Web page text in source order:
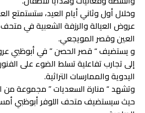
وخلال أول وثاني أيام العيد، ستستمتع
عروض العيالة والرزفة الشعبية في
العين وقصر المويجعي.
و يستضيف “ قصر الحصن ” في أبوظبي
إلى تجارب تفاعلية تسلط الضوء على
اليدوية والممارسات التراثية.
وتشهد “ منارة السعديات ” مجموعة من
حيث سيستضيف متحف اللوفر أبوظبي